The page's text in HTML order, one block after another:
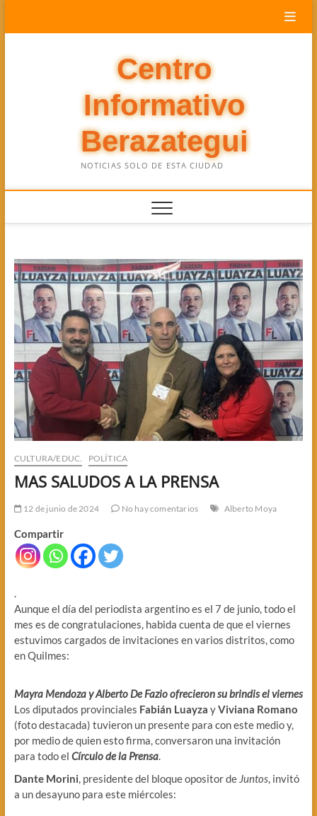
Centro
Informativo
Berazategui
NOTICIAS SOLO DE ESTA CIUDAD
CULTURA/EDUC. POLÍTICA
MAS SALUDOS A LA PRENSA
12 de junio de 2024 No hay comentarios Alberto Moya
Compartir
Aunque el día del periodista argentino es el 7 de junio, todo el
mes es de congratulaciones, habida cuenta de que el viernes
estuvimos cargados de invitaciones en varios distritos, como
en Quilmes:
Mayra Mendoza y Alberto De Fazio ofrecieron su brindis el viernes
Los diputados provinciales Fabián Luayza yViviana Romano
(foto destacada) tuvieron un presente para con este medio y,
por medio de quien esto firma, conversaron una invitación
para todo el Círculo de la Prensa.
Dante Morini , presidente del bloque opositor de Juntos, invitó
a un desayuno para este miércoles: